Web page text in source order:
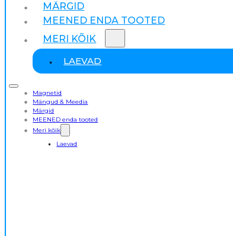
MÄRGID
MEENED ENDA TOOTED
MERI KÕIK
LAEVAD
Magnetid
Mängud & Meedia
Märgid
MEENED enda tooted
Meri kõik
Laevad